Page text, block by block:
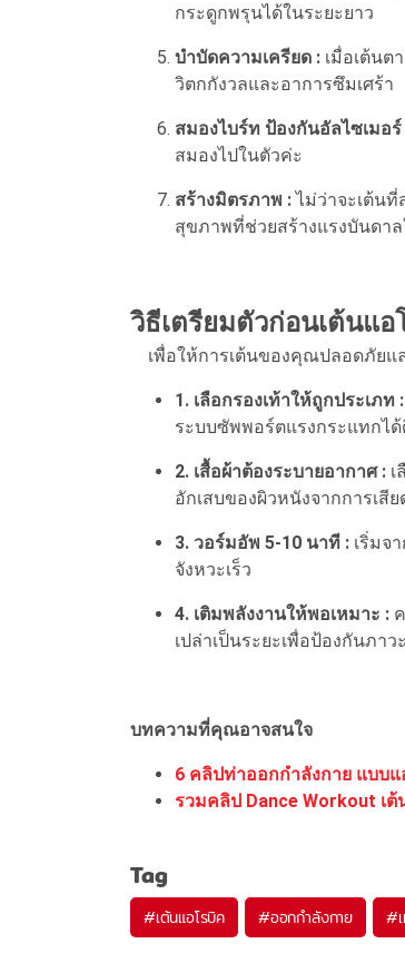
กระดูกพรุนได้ในระยะยาว
บำบัดความเครียด : เมื่อเต้นต
วิตกกังวลและอาการซึมเศร้า
สมองไบร์ท ป้องกันอัลไซเมอร์
สมองไปในตัวค่ะ
สร้างมิตรภาพ :ไม่ว่าจะเต้น
สุขภาพที่ช่วยสร้างแรงบันดา
วิธีเตรียมตัวก่อนเต้นแอ
เพื่อให้การเต้นของคุณปลอดภัยแ
1. เลือกรองเท้าให้ถูกประเภท :
ระบบซัพพอร์ตแรงกระแทกไ
2. เสื้อผ้าต้องระบายอากาศ :
อักเสบของผิวหนังจากการเสีย
3. วอร์มอัพ 5-10 นาที : เริ่มจ
จังหวะเร็ว
4. เติมพลังงานให้พอเหมาะ :
เปล่าเป็นระยะเพื่อป้องกันภา
บทความที่คุณอาจสนใจ
6 คลิปท่าออกกำลังกาย แบบ
รวมคลิป Dance Workout เ
Tag
#เต้นแอโรบิค #ออกกำลังกาย #